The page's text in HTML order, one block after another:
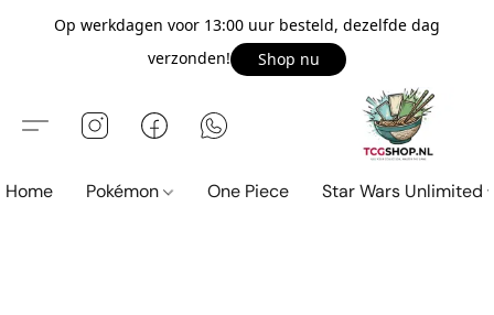
Op werkdagen voor 13:00 uur besteld, dezelfde dag
verzonden!
Shop nu
Home Pokémon One Piece Star Wars Unlimited